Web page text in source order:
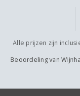
Alle prijzen zijn
Beoordeling van